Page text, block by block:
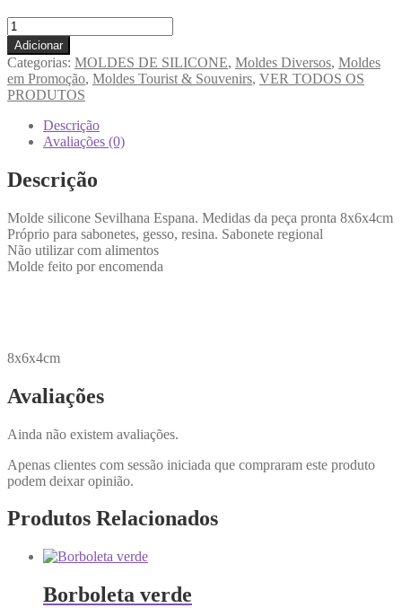
Adicionar
Categorias: MOLDES DE SILICONE, Moldes Diversos, Moldes
em Promoção, Moldes Tourist & Souvenirs, VER TODOS OS
PRODUTOS
Descrição
Avaliações (0)
Descrição
Molde silicone Sevilhana Espana. Medidas da peça pronta 8x6x4cm
Próprio para sabonetes, gesso, resina. Sabonete regional
Não utilizar com alimentos
Molde feito por encomenda
8x6x4cm
Avaliações
Ainda não existem avaliações.
Apenas clientes com sessão iniciada que compraram este produto
podem deixar opinião.
Produtos Relacionados
Borboleta verde